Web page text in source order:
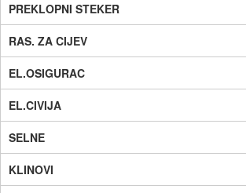
PREKLOPNI STEKER
RAS. ZA CIJEV
EL.OSIGURAC
EL.CIVIJA
SELNE
KLINOVI